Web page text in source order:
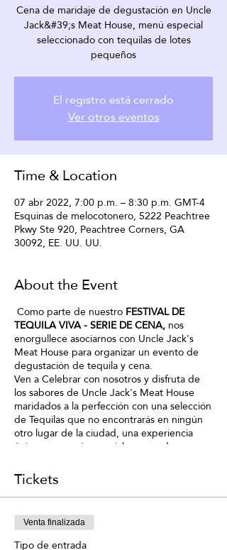
Cena de maridaje de degustación en Uncle
Jack&#39;s Meat House, menú especial
seleccionado con tequilas de lotes
pequeños
El registro está cerrado
Ver otros eventos
Time & Location
07 abr 2022, 7:00 p.m. – 8:30 p.m. GMT-4
Esquinas de melocotonero, 5222 Peachtree
Pkwy Ste 920, Peachtree Corners, GA
30092, EE. UU. UU.
About the Event
Como parte de nuestroFESTIVAL DE
TEQUILA VIVA - SERIE DE CENA,nos
enorgullece asociarnos con Uncle Jack's
Meat House para organizar un evento de
degustación de tequila y cena.
Ven a Celebrar con nosotros y disfruta de
los sabores de Uncle Jack's Meat House
maridados a la perfección con una selección
de Tequilas que no encontrarás en ningún
otro lugar de la ciudad, una experiencia
única con menú especial preparado
del chef “D”, será hospedado por el Sr.
TequilaJuan Bonilla.
¡El espacio es limitado, así que no se
demore en comprar su boleto ahora!
Tendrá la oportunidad de conocer nuestra
EXPERIENCIA, un viaje a algunas destilerías
Tickets
Venta finalizada
Tipo de entrada